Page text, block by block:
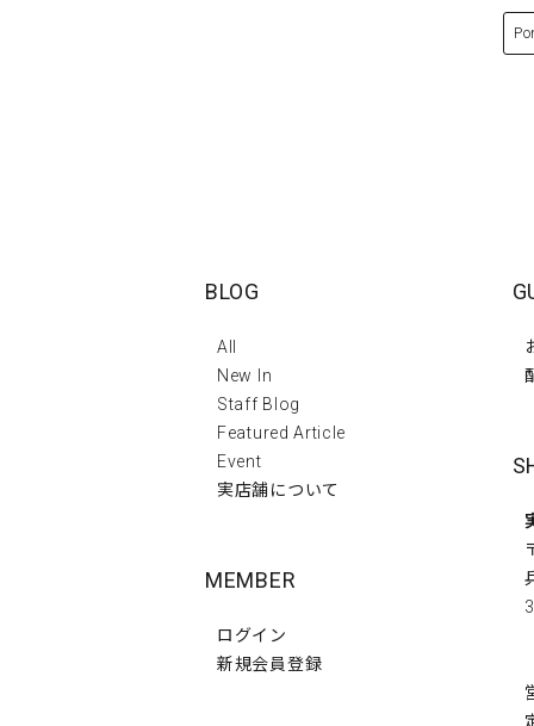
BLOG
All
New In
Staff Blog
Featured Article
Event
実店舗について
MEMBER
ログイン
新規会員登録